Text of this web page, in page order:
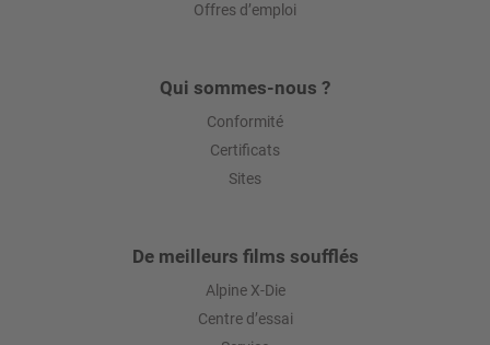
Offres d’emploi
Qui sommes-nous ?
Conformité
Certificats
Sites
De meilleurs films soufflés
Alpine X-Die
Centre d’essai